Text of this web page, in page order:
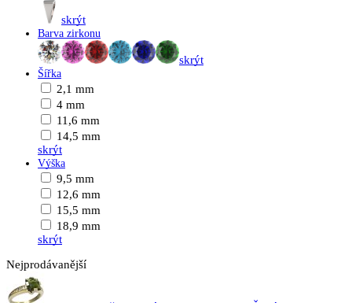
skrýt
Barva zirkonu
skrýt
Šířka
2,1 mm
4 mm
11,6 mm
14,5 mm
skrýt
Výška
9,5 mm
12,6 mm
15,5 mm
18,9 mm
skrýt
Nejprodávanější